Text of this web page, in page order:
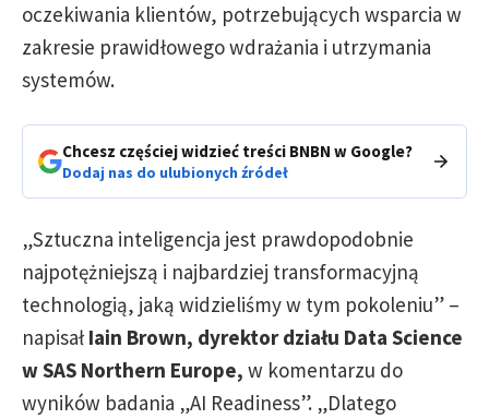
oczekiwania klientów, potrzebujących wsparcia w
zakresie prawidłowego wdrażania i utrzymania
systemów.
Chcesz częściej widzieć treści BNBN w Google?
Dodaj nas do ulubionych źródeł
„Sztuczna inteligencja jest prawdopodobnie
najpotężniejszą i najbardziej transformacyjną
technologią, jaką widzieliśmy w tym pokoleniu” –
napisałIain Brown, dyrektor działu Data Science
w SAS Northern Europe, w komentarzu do
wyników badania „AI Readiness”. „Dlatego